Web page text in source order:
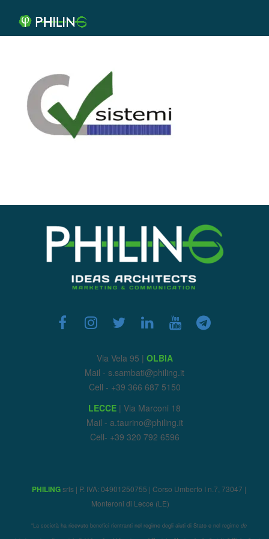
Via Vela 95 | OLBIA
Mail - s.sambati@philing.it
Cell - +39 366 687 5150
LECCE | Via Marconi 18
Mail - a.taurino@philing.it
Cell- +39 320 792 6596
PHILINGsrls | P. IVA: 04901250755 | Corso Umberto I n.7, 73047 |
Monteroni di Lecce (LE)
“La società ha ricevuto benefici rientranti nel regime degli aiuti di Stato e nel regime de